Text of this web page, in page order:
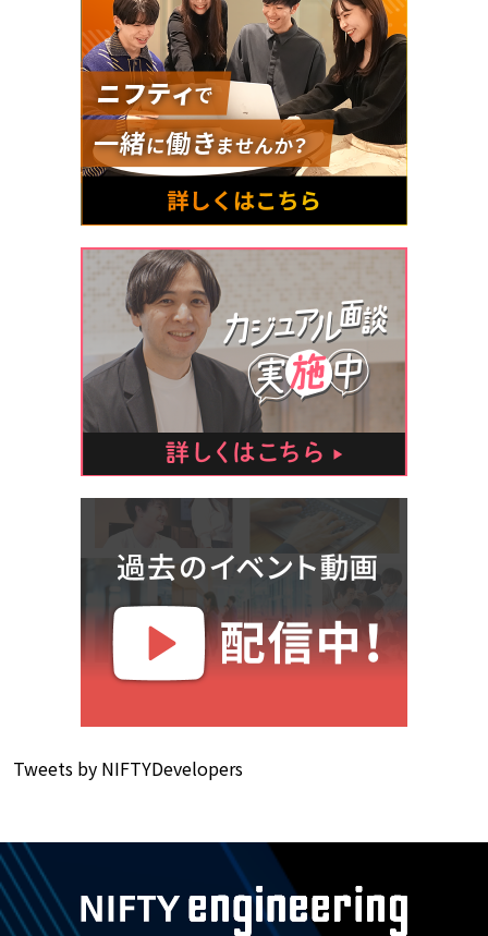
Tweets by NIFTYDevelopers